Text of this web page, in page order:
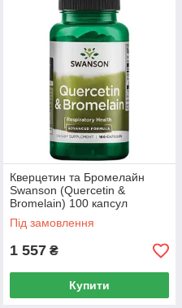
Кверцетин та Бромелайн
Swanson (Quercetin &
Bromelain) 100 капсул
Під замовлення
1 557 ₴
Купити